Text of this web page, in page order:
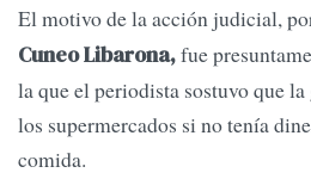
El motivo de la acción judicial,
Cuneo Libarona,fue
la que el periodista sostuvo que
los supermercados si no tenía
comida.